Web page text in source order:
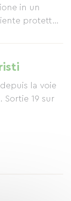
in un
protetto
cerca
e gli
di
e i
anche
a Nabat
la voie
Sortie 19 sur